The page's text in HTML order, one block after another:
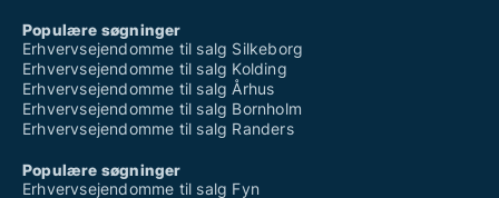
Populære søgninger
Erhvervsejendomme til salg Silkeborg
Erhvervsejendomme til salg Kolding
Erhvervsejendomme til salg Århus
Erhvervsejendomme til salg Bornholm
Erhvervsejendomme til salg Randers
Populære søgninger
Erhvervsejendomme til salg Fyn